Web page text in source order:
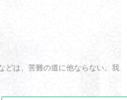
どは、苦難の道に他ならない。我